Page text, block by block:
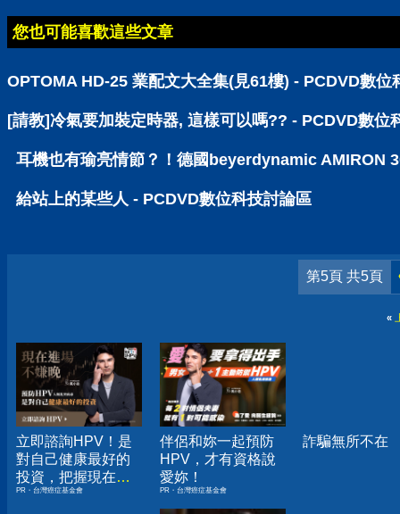
您也可能喜歡這些文章
OPTOMA HD-25 業配文大全集(見61樓) - PCDVD數位
[請教]冷氣要加裝定時器, 這樣可以嗎?? - PCDVD數位
耳機也有瑜亮情節？！德國beyerdynamic AMIRON
給站上的某些人 - PCDVD數位科技討論區
第5頁 共5頁
«
立即諮詢HPV！是
對自己健康最好的
投資，把握現在不
嫌晚！
PR・台灣癌症基金會
伴侶和妳一起預防
HPV，才有資格說
愛妳！
PR・台灣癌症基金會
詐騙無所不在